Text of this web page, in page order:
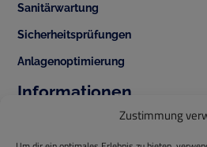
Zustimmung
Sanitärwartung
Sicherheitsprüfungen
Anlagenoptimierung
Informationen
+43 1 343 42 70